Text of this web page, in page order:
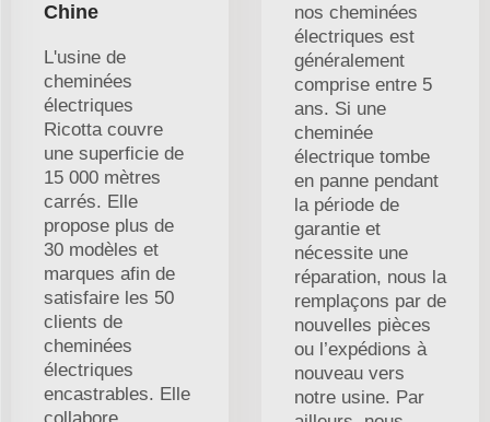
Chine
L'usine de
cheminées
électriques
Ricotta couvre
une superficie de
15 000 mètres
carrés. Elle
propose plus de
30 modèles et
marques afin de
satisfaire les 50
clients de
cheminées
électriques
encastrables. Elle
nos cheminées
électriques est
généralement
comprise entre 5
ans. Si une
cheminée
électrique tombe
en panne pendant
la période de
garantie et
nécessite une
réparation, nous la
remplaçons par de
nouvelles pièces
ou l’expédions à
nouveau vers
notre usine. Par